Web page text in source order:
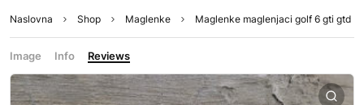
Naslovna Shop Maglenke Maglenke maglenjaci golf 6 gti gtd
Image Info Reviews